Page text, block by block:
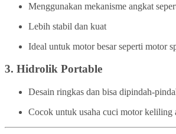
Menggunakan mekanisme angkat
Lebih stabil dan kuat
Ideal untuk motor besar seperti motor
3. Hidrolik Portable
Desain ringkas dan bisa dipindah-
Cocok untuk usaha cuci motor keliling